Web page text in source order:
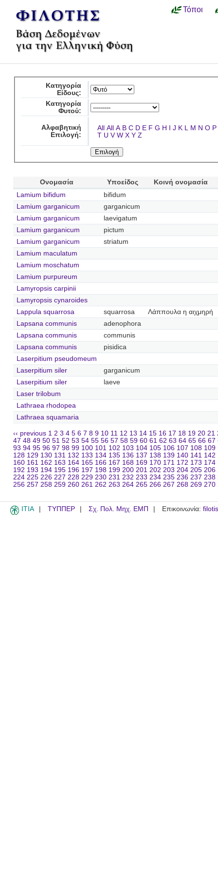
Τόποι
Κατηγορία
Είδους:
Κατηγορία
Φυτού:
Αλφαβητική
Επιλογή:
All All A B C D E F G H I J K L M N O P
T U V W X Y Z
Ονομασία Υποείδος
Κοινή ονομασία
Lamium bifidum
bifidum
Lamium garganicum
garganicum
Lamium garganicum
laevigatum
Lamium garganicum
pictum
Lamium garganicum
striatum
Lamium maculatum
Lamium moschatum
Lamium purpureum
Lamyropsis carpinii
Lamyropsis cynaroides
Lappula squarrosa
squarrosa
Λάππουλα η αιχμηρή
Lapsana communis
adenophora
Lapsana communis
communis
Lapsana communis
pisidica
Laserpitium pseudomeum
Laserpitium siler
garganicum
Laserpitium siler
laeve
Laser trilobum
Lathraea rhodopea
Lathraea squamaria
‹‹ previous 1 2 3 4 5 6 7 8 9 10 11 12 13 14 15 16 17 18 19 20 21
47 48 49 50 51 52 53 54 55 56 57 58 59 60 61 62 63 64 65 66 67
93 94 95 96 97 98 99 100 101 102 103 104 105 106 107 108 109
128 129 130 131 132 133 134 135 136 137 138 139 140 141 142
160 161 162 163 164 165 166 167 168 169 170 171 172 173 174
192 193 194 195 196 197 198 199 200 201 202 203 204 205 206
224 225 226 227 228 229 230 231 232 233 234 235 236 237 238
256 257 258 259 260 261 262 263 264 265 266 267 268 269 270
ITIA ΤΥΠΠΕΡ Σχ. Πολ. Μηχ. ΕΜΠ Επικοινωνία: